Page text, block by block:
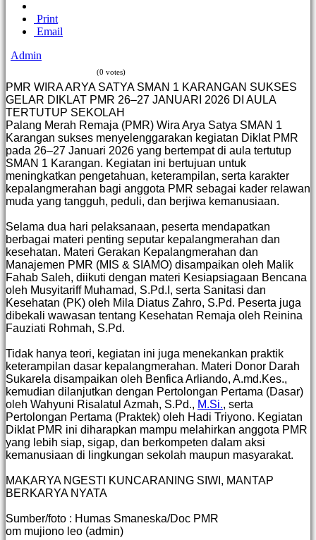
Print
Email
Admin
(0 votes)
PMR WIRA ARYA SATYA SMAN 1 KARANGAN SUKSES
GELAR DIKLAT PMR 26–27 JANUARI 2026 DI AULA
TERTUTUP SEKOLAH
Palang Merah Remaja (PMR) Wira Arya Satya SMAN 1
Karangan sukses menyelenggarakan kegiatan Diklat PMR
pada 26–27 Januari 2026 yang bertempat di aula tertutup
SMAN 1 Karangan. Kegiatan ini bertujuan untuk
meningkatkan pengetahuan, keterampilan, serta karakter
kepalangmerahan bagi anggota PMR sebagai kader relawan
muda yang tangguh, peduli, dan berjiwa kemanusiaan.
Selama dua hari pelaksanaan, peserta mendapatkan
berbagai materi penting seputar kepalangmerahan dan
kesehatan. Materi Gerakan Kepalangmerahan dan
Manajemen PMR (MIS & SIAMO) disampaikan oleh Malik
Fahab Saleh, diikuti dengan materi Kesiapsiagaan Bencana
oleh Musyitariff Muhamad, S.Pd.I, serta Sanitasi dan
Kesehatan (PK) oleh Mila Diatus Zahro, S.Pd. Peserta juga
dibekali wawasan tentang Kesehatan Remaja oleh Reinina
Fauziati Rohmah, S.Pd.
Tidak hanya teori, kegiatan ini juga menekankan praktik
keterampilan dasar kepalangmerahan. Materi Donor Darah
Sukarela disampaikan oleh Benfica Arliando, A.md.Kes.,
kemudian dilanjutkan dengan Pertolongan Pertama (Dasar)
oleh Wahyuni Risalatul Azmah, S.Pd., M.Si., serta
Pertolongan Pertama (Praktek) oleh Hadi Triyono. Kegiatan
Diklat PMR ini diharapkan mampu melahirkan anggota PMR
yang lebih siap, sigap, dan berkompeten dalam aksi
kemanusiaan di lingkungan sekolah maupun masyarakat.
MAKARYA NGESTI KUNCARANING SIWI, MANTAP
BERKARYA NYATA
Sumber/foto : Humas Smaneska/Doc PMR
om mujiono leo (admin)